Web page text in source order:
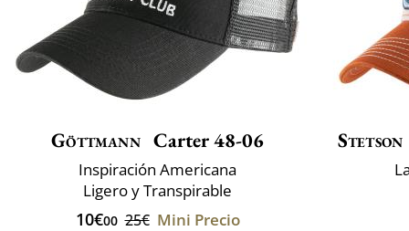
Göttmann Carter 48-06
Inspiración Americana
Ligero y Transpirable
10€00 25€ Mini Precio
Stetson